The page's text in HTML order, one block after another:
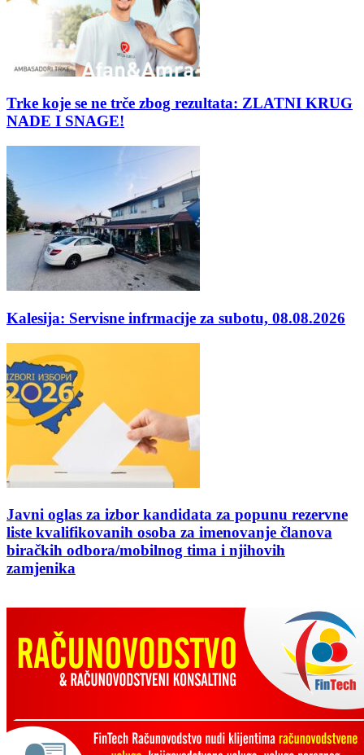
Trke koje se ne trče zbog rezultata: ZLATNI KRUG
NADE I SNAGE!
Kalesija: Servisne infrmacije za subotu, 08.08.2026
Javni oglas za izbor kandidata za popunu rezervne
liste kvalifikovanih osoba za imenovanje članova
biračkih odbora/mobilnog tima i njihovih
zamjenika